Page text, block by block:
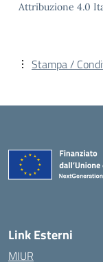
Attribuzione 4.0
Stampa /
Link Esterni
MIUR